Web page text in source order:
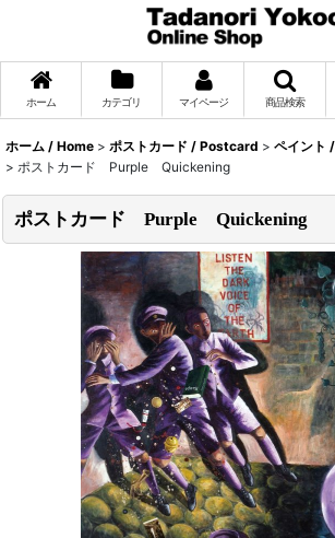
ホーム カテゴリ マイページ 商品検索
ホーム / Home > ポストカード / Postcard > ペイント
> ポストカード Purple Quickening
ポストカード Purple Quickening